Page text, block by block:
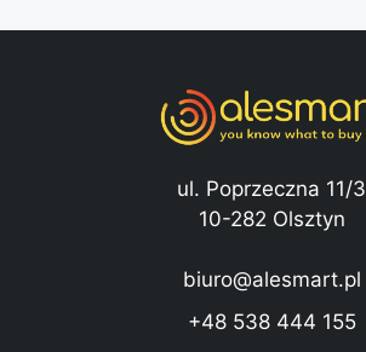
ul. Poprzeczna 11/3
10-282 Olsztyn
biuro@alesmart.pl
+48 538 444 155